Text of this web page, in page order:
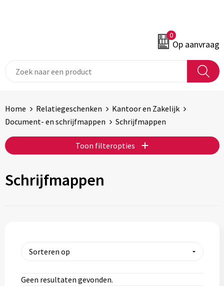
0
Op aanvraag
Home Relatiegeschenken
Kantoor en Zakelijk
Document- en schrijfmappen
Schrijfmappen
Toon filteropties
Schrijfmappen
Geen resultaten gevonden.